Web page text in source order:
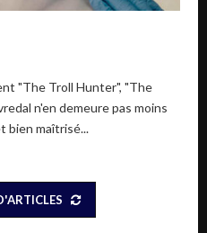
"The Troll Hunter", "The
n'en demeure pas moins
bien maîtrisé...